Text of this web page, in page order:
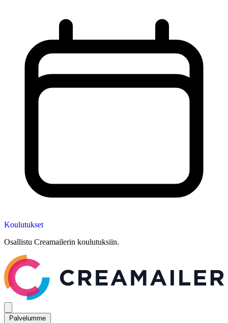
Koulutukset
Osallistu Creamailerin koulutuksiin.
Palvelumme